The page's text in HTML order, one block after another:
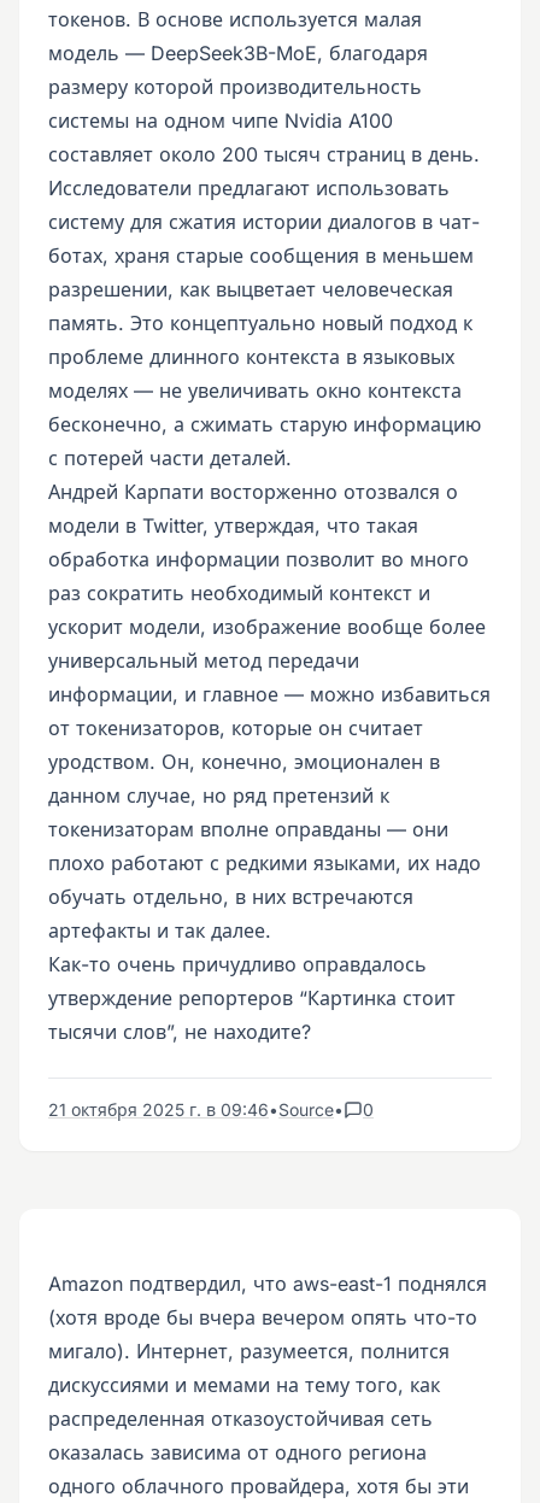
токенов. В основе используется малая
модель — DeepSeek3B-MoE, благодаря
размеру которой производительность
системы на одном чипе Nvidia A100
составляет около 200 тысяч страниц в день.
Исследователи предлагают использовать
систему для сжатия истории диалогов в чат-
ботах, храня старые сообщения в меньшем
разрешении, как выцветает человеческая
память. Это концептуально новый подход к
проблеме длинного контекста в языковых
моделях — не увеличивать окно контекста
бесконечно, а сжимать старую информацию
с потерей части деталей.
Андрей Карпати восторженно отозвался о
модели в Twitter, утверждая, что такая
обработка информации позволит во много
раз сократить необходимый контекст и
ускорит модели, изображение вообще более
универсальный метод передачи
информации, и главное — можно избавиться
от токенизаторов, которые он считает
уродством. Он, конечно, эмоционален в
данном случае, но ряд претензий к
токенизаторам вполне оправданы — они
плохо работают с редкими языками, их надо
обучать отдельно, в них встречаются
артефакты и так далее.
Как-то очень причудливо оправдалось
утверждение репортеров “Картинка стоит
тысячи слов”, не находите?
21 октября 2025 г. в 09:46•Source• 0
Amazon подтвердил, что aws-east-1 поднялся
(хотя вроде бы вчера вечером опять что-то
мигало). Интернет, разумеется, полнится
дискуссиями и мемами на тему того, как
распределенная отказоустойчивая сеть
оказалась зависима от одного региона
одного облачного провайдера, хотя бы эти